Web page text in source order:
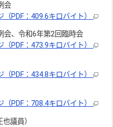
会
（PDF：409.6キロバイト）
、令和6年第2回臨時会
（PDF：473.9キロバイト）
（PDF：434.8キロバイト）
（PDF：708.4キロバイト）
議員）